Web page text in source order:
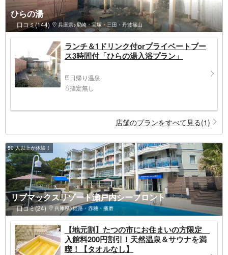
ひらの湯
口コミ(144) 兵庫県>尼崎・宝塚・三田・丹波篠山
ランチ＆1ドリンク付orプライベートブー
ス3時間付「ひらの湯入浴プラン」
日帰り温泉
指定無し
店舗のプランをすべて見る(1)
50 人以上が体験！
リブマックスリゾート瀬戸内シーフロント
口コミ(24) 兵庫県>姫路・赤穂・播磨
【地元割】たつの市にお住まいの方限定
入館料200円割引！天然温泉＆サウナを満
喫！【タオルなし】